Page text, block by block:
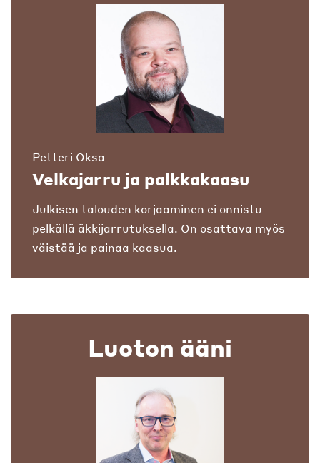
Petteri Oksa
Velkajarru ja palkkakaasu
Julkisen talouden korjaaminen ei onnistu
pelkällä äkkijarrutuksella. On osattava myös
väistää ja painaa kaasua.
Luoton ääni